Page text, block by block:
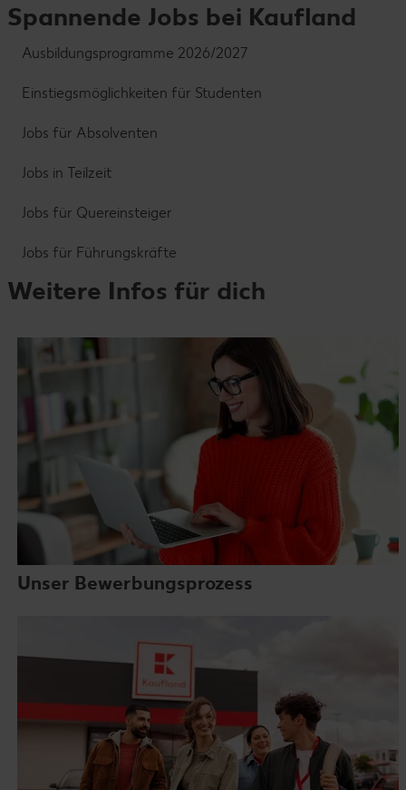
Spannende Jobs bei Kaufland
Ausbildungsprogramme 2026/2027
Einstiegsmöglichkeiten für Studenten
Jobs für Absolventen
Jobs in Teilzeit
Jobs für Quereinsteiger
Jobs für Führungskräfte
Weitere Infos für dich
Unser Bewerbungsprozess